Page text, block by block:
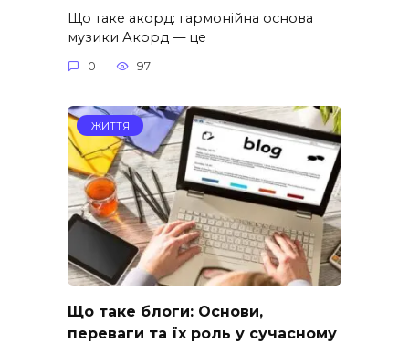
Що таке акорд: гармонійна основа
музики Акорд — це
0 97
ЖИТТЯ
Що таке блоги: Основи,
переваги та їх роль у сучасному